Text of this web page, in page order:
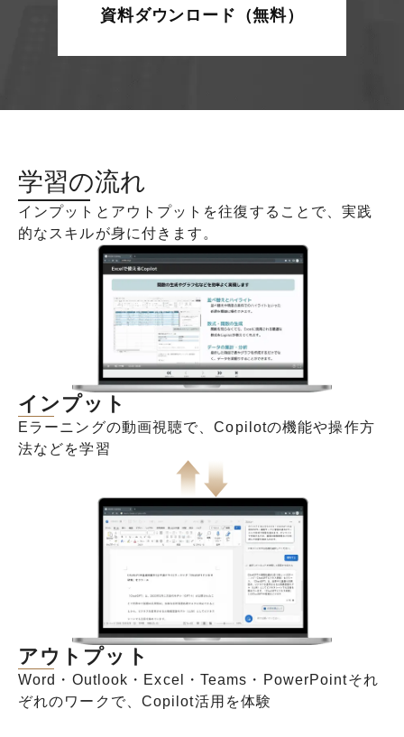
資料ダウンロード（無料）
学習の流れ
インプットとアウトプットを往復することで、実践
的なスキルが身に付きます。
インプット
Eラーニングの動画視聴で、Copilotの機能や操作方
法などを学習
アウトプット
Word・Outlook・Excel・Teams・PowerPointそれ
ぞれのワークで、Copilot活用を体験